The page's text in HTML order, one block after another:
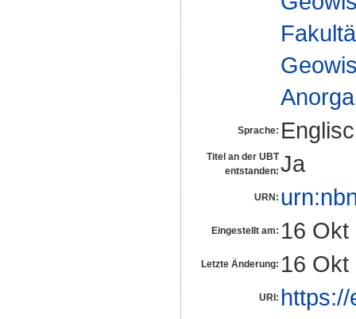
Sprache:
Titel an der UBT
entstanden: Ja
URN:
Eingestellt am: 16 Okt
Letzte Änderung: 16 Okt
URI: